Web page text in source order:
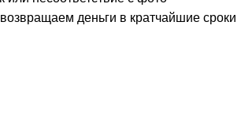
деньги в кратчайшие сроки